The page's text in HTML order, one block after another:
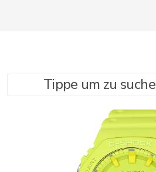
Tippe um zu suchen